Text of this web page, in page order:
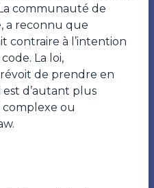
communauté de
a reconnu que
contraire à l’intention
La loi,
de prendre en
d’autant plus
complexe ou